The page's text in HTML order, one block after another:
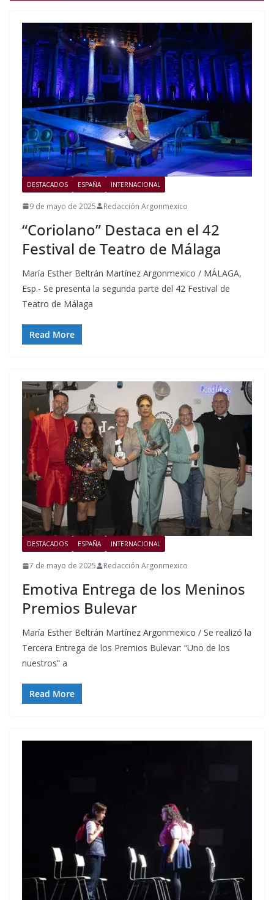
DESTACADOS ESPAÑA INTERNACIONAL
9 de mayo de 2025 Redacción Argonmexico
“Coriolano” Destaca en el 42
Festival de Teatro de Málaga
María Esther Beltrán Martínez Argonmexico / MÁLAGA,
Esp.- Se presenta la segunda parte del 42 Festival de
Teatro de Málaga
Read More
DESTACADOS ESPAÑA INTERNACIONAL
7 de mayo de 2025 Redacción Argonmexico
Emotiva Entrega de los Meninos
Premios Bulevar
María Esther Beltrán Martínez Argonmexico / Se realizó la
Tercera Entrega de los Premios Bulevar: “Uno de los
nuestros” a
Read More